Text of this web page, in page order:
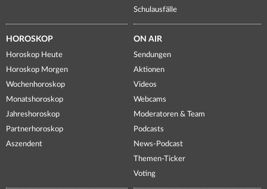
Schulausfälle
HOROSKOP
Horoskop Heute
Horoskop Morgen
Wochenhoroskop
Monatshoroskop
Jahreshoroskop
Partnerhoroskop
Aszendent
ON AIR
Sendungen
Aktionen
Videos
Webcams
Moderatoren & Team
Podcasts
News-Podcast
Themen-Ticker
Voting